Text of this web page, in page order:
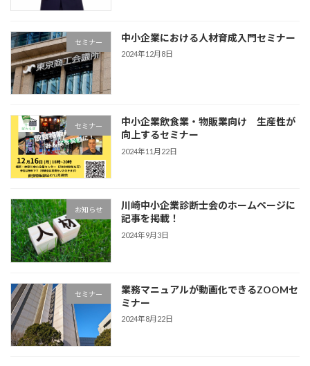
セミナー 中小企業における人材育成入門セミナー
2024年12月8日
セミナー
中小企業飲食業・物販業向け 生産性が
向上するセミナー
2024年11月22日
お知らせ
川崎中小企業診断士会のホームページに
記事を掲載！
2024年9月3日
セミナー
業務マニュアルが動画化できるZOOMセ
ミナー
2024年8月22日